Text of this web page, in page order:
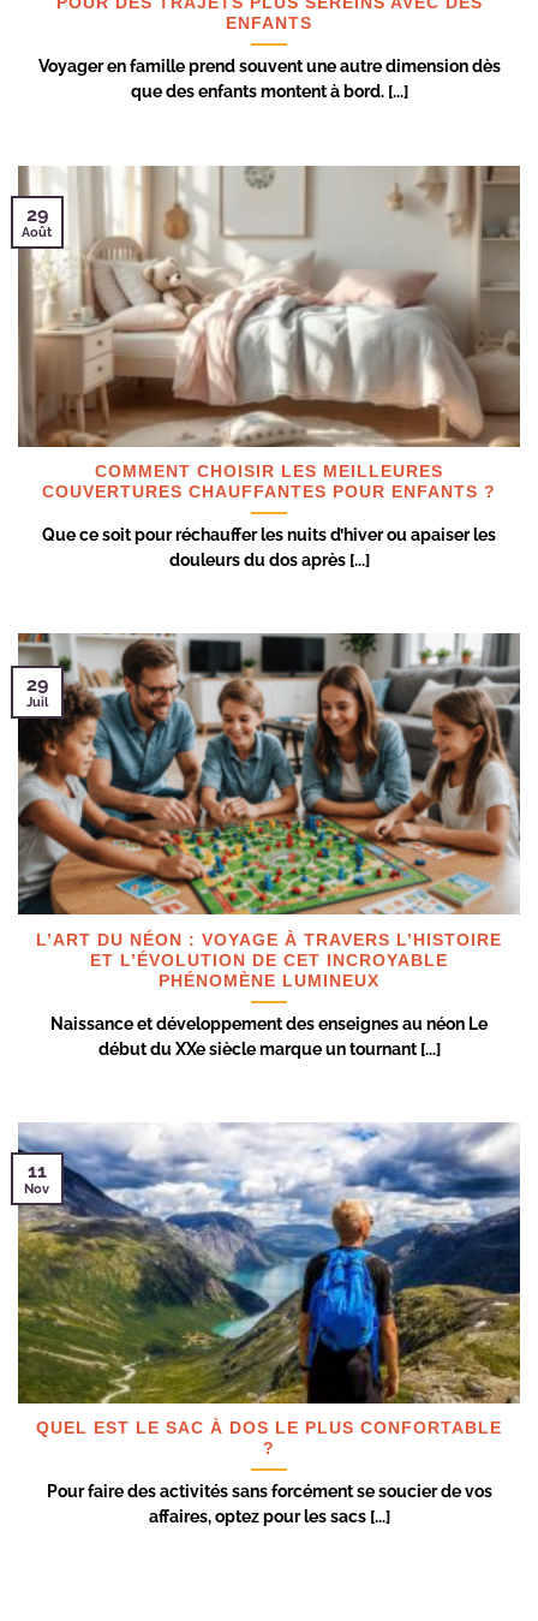
ENFANTS
Voyager en famille prend souvent une autre dimension dès
que des enfants montent à bord. [...]
COMMENT CHOISIR LES MEILLEURES
COUVERTURES CHAUFFANTES POUR ENFANTS ?
Que ce soit pour réchauffer les nuits d’hiver ou apaiser les
douleurs du dos après [...]
29
Août
L’ART DU NÉON : VOYAGE À TRAVERS L’HISTOIRE
ET L’ÉVOLUTION DE CET INCROYABLE
PHÉNOMÈNE LUMINEUX
Naissance et développement des enseignes au néon Le
début du XXe siècle marque un tournant [...]
29
Juil
QUEL EST LE SAC À DOS LE PLUS CONFORTABLE
?
Pour faire des activités sans forcément se soucier de vos
affaires, optez pour les sacs [...]
11
Nov